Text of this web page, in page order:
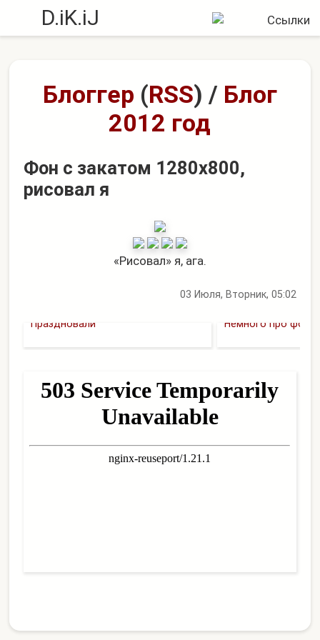
D.iK.iJ
Блоггер (RSS) / Блог
2012 год
Фон с закатом 1280x800,
рисовал я
«Рисовал» я, ага.
03 Июля, Вторник, 05:02
Праздновали Немного про фон